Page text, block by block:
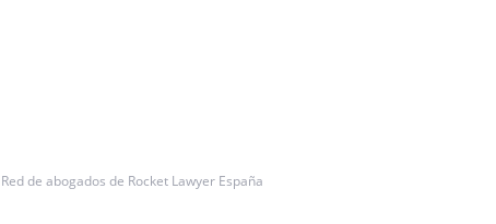
Red de abogados de Rocket Lawyer España